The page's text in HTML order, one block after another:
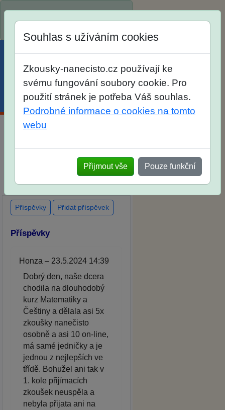
Menu Účet Košík
po skutečných přijímacích
zkouškách
Souhlas s užíváním cookies
Zkousky-nanecisto.cz používají ke
svému fungování soubory cookie. Pro
použití stránek je potřeba Váš souhlas.
Podrobné informace o cookies na tomto
webu
Přijmout vše Pouze funkční
Příspěvky Přidat příspěvek
Příspěvky
Honza – 23.5.2024 14:39
Dobrý den, naše dcera
chodila na dlouhodobý
kurz Matematiky a
Češtiny a dělala asi 5x
zkoušky nanečisto
osobně a asi 10 on-line,
má samé jedničky a je
jednou z nejlepších ve
třídě. Bohužel ani tak v
1. kole přijímacích
zkoušek neuspěla a
nebyla přijata ani na